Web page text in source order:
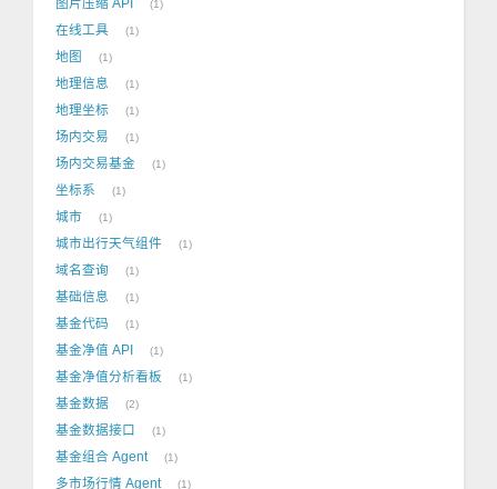
1
在线工具 1
地图 1
地理信息 1
地理坐标 1
场内交易 1
场内交易基金 1
坐标系 1
城市 1
城市出行天气组件 1
域名查询 1
基础信息 1
基金代码 1
基金净值 API 1
基金净值分析看板 1
基金数据 2
基金数据接口 1
基金组合 Agent 1
多市场行情 Agent 1